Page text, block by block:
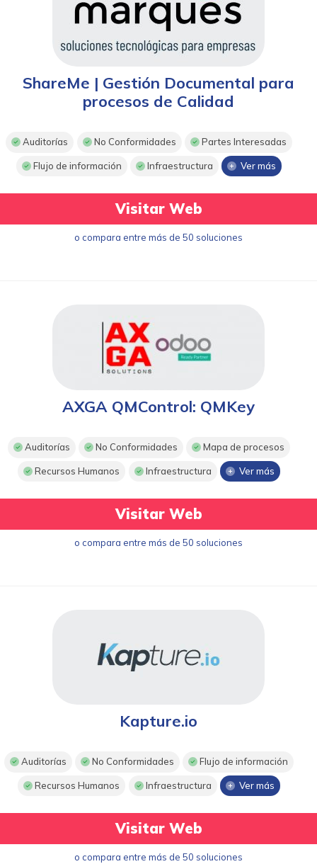
ShareMe | Gestión Documental para
procesos de Calidad
Auditorías No Conformidades Partes Interesadas
Flujo de información Infraestructura Ver más
Visitar Web
o compara entre más de 50 soluciones
AXGA QMControl: QMKey
Auditorías No Conformidades Mapa de procesos
Recursos Humanos Infraestructura Ver más
Visitar Web
o compara entre más de 50 soluciones
Kapture.io
Auditorías No Conformidades Flujo de información
Recursos Humanos Infraestructura Ver más
Visitar Web
o compara entre más de 50 soluciones